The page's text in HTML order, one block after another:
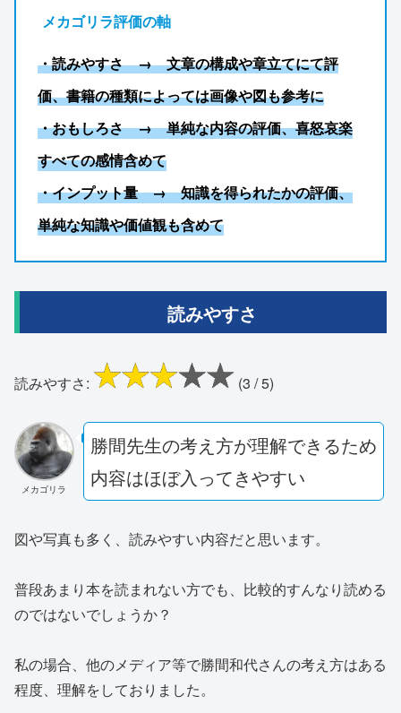
メカゴリラ評価の軸
・読みやすさ → 文章の構成や章立てにて評
価、書籍の種類によっては画像や図も参考に
・おもしろさ → 単純な内容の評価、喜怒哀楽
すべての感情含めて
・インプット量 → 知識を得られたかの評価、
単純な知識や価値観も含めて
読みやすさ
読みやすさ: (3 / 5)
メカゴリラ
勝間先生の考え方が理解できるため
内容はほぼ入ってきやすい
図や写真も多く、読みやすい内容だと思います。
普段あまり本を読まれない方でも、比較的すんなり読める
のではないでしょうか？
私の場合、他のメディア等で勝間和代さんの考え方はある
程度、理解をしておりました。